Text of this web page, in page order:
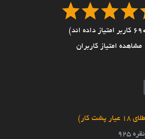
مشاهده امتیاز کاربران
نقره 925